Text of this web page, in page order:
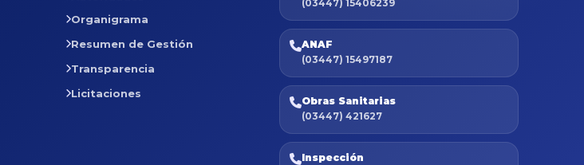
Organigrama
Resumen de Gestión
Transparencia
Licitaciones
(03447) 15406239
ANAF
(03447) 15497187
Obras Sanitarias
(03447) 421627
Inspección